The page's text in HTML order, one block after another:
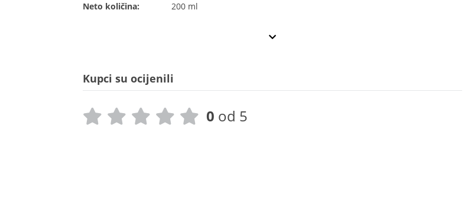
Neto količina:
200 ml
Kupci su ocijenili
0 od 5